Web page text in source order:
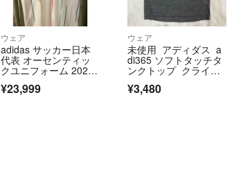
ウェア
adidas サッカー日本
代表 オーセンティッ
クユニフォーム 202
6 XL
¥23,999
ウェア
未使用 アディダス a
di365 ソフトタッチタ
ンクトップ クライマ
クール
¥3,480